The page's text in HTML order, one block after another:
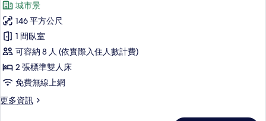
相
片
臥
室
的
詳
情
行
政
套
房,
2
間
臥
城市景
146 平方公尺
1 間臥室
可容納 8 人 (依實際入住人數計費)
2 張標準雙人床
免費無線上網
更多資訊
更